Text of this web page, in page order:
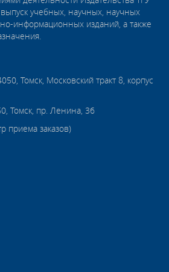
учебных, научных, научных
информационных изданий, а также
Томск, Московский тракт 8, корпус
Томск, пр. Ленина, 36
приема заказов)